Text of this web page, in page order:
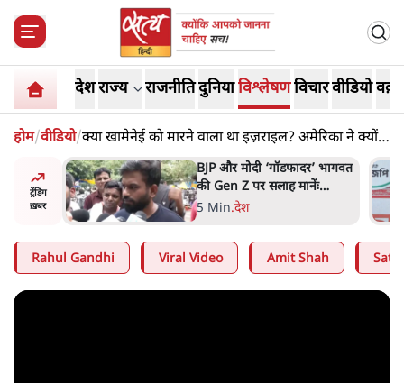
देशराज्य राजनीतिदुनियाविश्लेषणविचारवीडियो
होम/वीडियो/क्या खामेनेई को मारने वाला था इज़राइल? अमेरिका ने क्यों
रोका?
ट्रेंडिंग
ख़बर
BJP और मोदी ‘गॉडफादर’ भागवत
की Gen Z पर सलाह मानेंः
अभिजीत दिपके
5 Min.देश
Rahul Gandhi Viral Video Amit Shah